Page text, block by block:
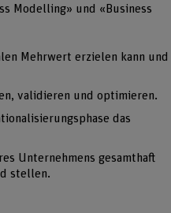
Modelling» und «Business
Mehrwert erzielen kann und
validieren und optimieren.
das
Unternehmens gesamthaft
stellen.